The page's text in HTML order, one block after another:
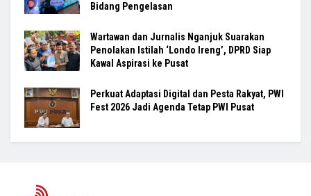
Bidang Pengelasan
Wartawan dan Jurnalis Nganjuk Suarakan
Penolakan Istilah ‘Londo Ireng’, DPRD Siap
Kawal Aspirasi ke Pusat
Perkuat Adaptasi Digital dan Pesta Rakyat, PWI
Fest 2026 Jadi Agenda Tetap PWI Pusat